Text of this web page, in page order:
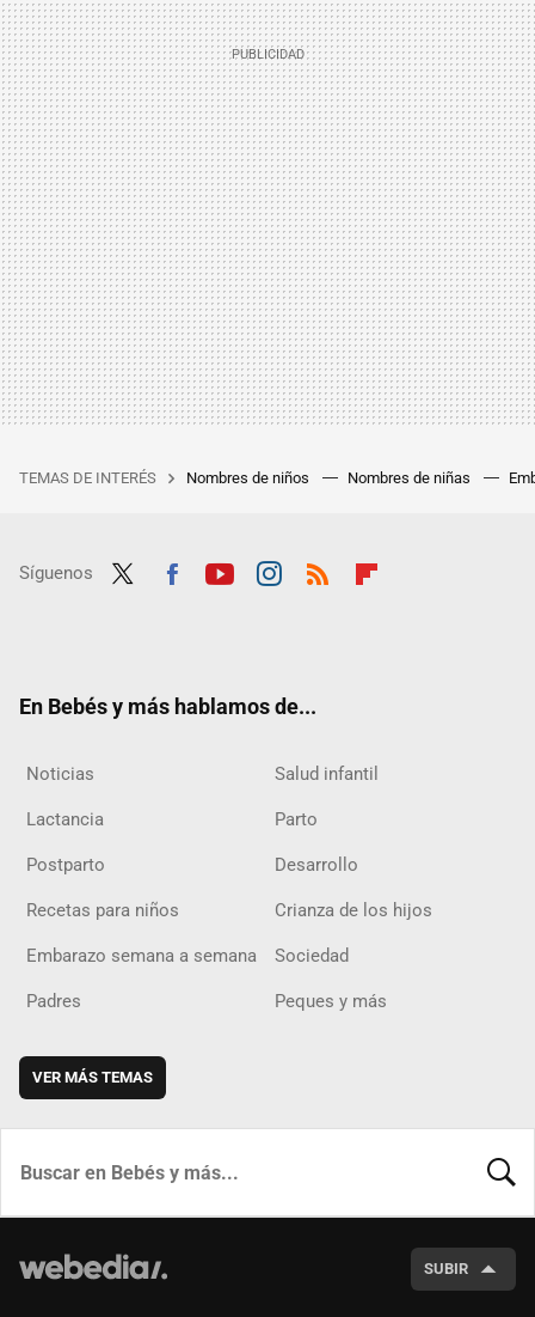
TEMAS DE INTERÉS Nombres de niños Nombres de niñas
Síguenos
En Bebés y más hablamos de...
Noticias Salud infantil
Lactancia Parto
Postparto Desarrollo
Recetas para niños Crianza de los hijos
Embarazo semana a semana Sociedad
Padres Peques y más
VER MÁS TEMAS
SUBIR